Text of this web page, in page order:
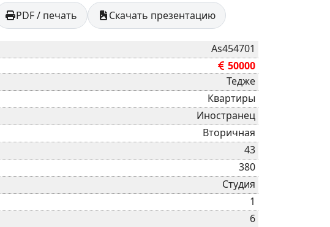
PDF / печать Скачать презентацию
As454701
50000
Тедже
Квартиры
Иностранец
Вторичная
43
380
Студия
1
6